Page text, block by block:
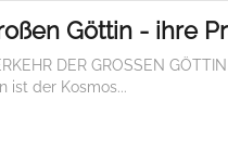
Göttin - ihre
DER GROSSEN
ist der Kosmos...